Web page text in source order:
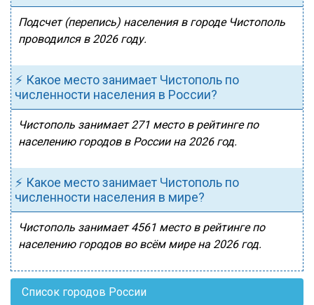
Подсчет (перепись) населения в городе Чистополь
проводился в 2026 году.
⚡ Какое место занимает Чистополь по
численности населения в России?
Чистополь занимает 271 место в рейтинге по
населению городов в России на 2026 год.
⚡ Какое место занимает Чистополь по
численности населения в мире?
Чистополь занимает 4561 место в рейтинге по
населению городов во всём мире на 2026 год.
Список городов России